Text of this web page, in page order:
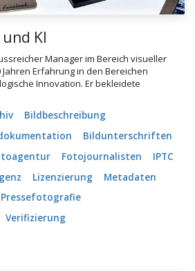
KI
Manager im Bereich visueller
Erfahrung in den Bereichen
Innovation. Er bekleidete
Bildbeschreibung
Bildunterschriften
Fotojournalisten
IPTC
Lizenzierung
Metadaten
Pressefotografie
Verifizierung